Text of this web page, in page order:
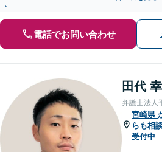
電話でお問い合わせ
田代
弁護士法人
宮崎県
らも相
受付中